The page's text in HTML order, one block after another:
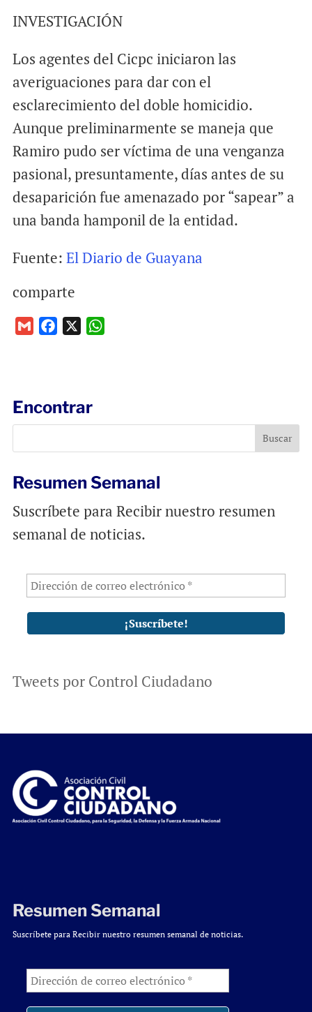
INVESTIGACIÓN
Los agentes del Cicpc iniciaron las
averiguaciones para dar con el
esclarecimiento del doble homicidio.
Aunque preliminarmente se maneja que
Ramiro pudo ser víctima de una venganza
pasional, presuntamente, días antes de su
desaparición fue amenazado por “sapear” a
una banda hamponil de la entidad.
Fuente: El Diario de Guayana
comparte
o
k
p
Encontrar
Resumen Semanal
Suscríbete para Recibir nuestro resumen
semanal de noticias.
Tweets por Control Ciudadano
Resumen Semanal
Suscríbete para Recibir nuestro resumen semanal de noticias.